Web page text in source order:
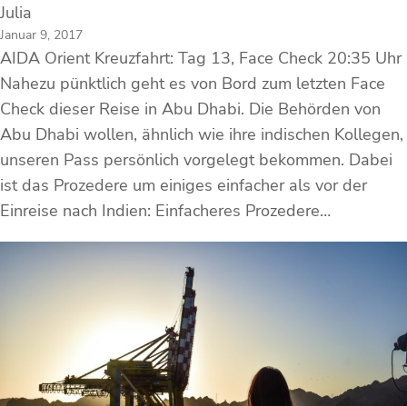
Julia
Januar 9, 2017
AIDA Orient Kreuzfahrt: Tag 13, Face Check 20:35 Uhr
Nahezu pünktlich geht es von Bord zum letzten Face
Check dieser Reise in Abu Dhabi. Die Behörden von
Abu Dhabi wollen, ähnlich wie ihre indischen Kollegen,
unseren Pass persönlich vorgelegt bekommen. Dabei
ist das Prozedere um einiges einfacher als vor der
Einreise nach Indien: Einfacheres Prozedere…